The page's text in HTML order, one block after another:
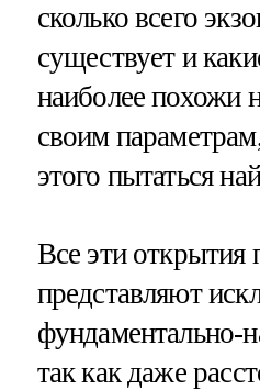
сколько всего
существует и
наиболее похожи
своим
этого пытаться
Все эти открытия
представляют
фундаментально-
так как даже